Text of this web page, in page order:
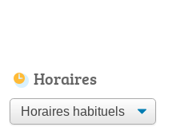
Horaires